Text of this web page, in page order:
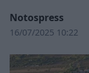
Notospress
16/07/2025 10:22